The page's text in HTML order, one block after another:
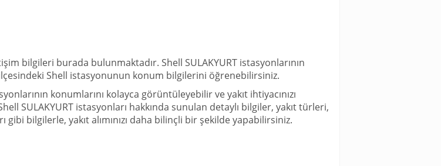
bilgileri burada bulunmaktadır. Shell SULAKYURT istasyonlarının
Shell istasyonunun konum bilgilerini öğrenebilirsiniz.
konumlarını kolayca görüntüleyebilir ve yakıt ihtiyacınızı
SULAKYURT istasyonları hakkında sunulan detaylı bilgiler, yakıt türleri,
bilgilerle, yakıt alımınızı daha bilinçli bir şekilde yapabilirsiniz.